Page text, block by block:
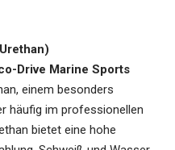
Drive Marine Sports
einem besonders
häufig im professionellen
bietet eine hohe